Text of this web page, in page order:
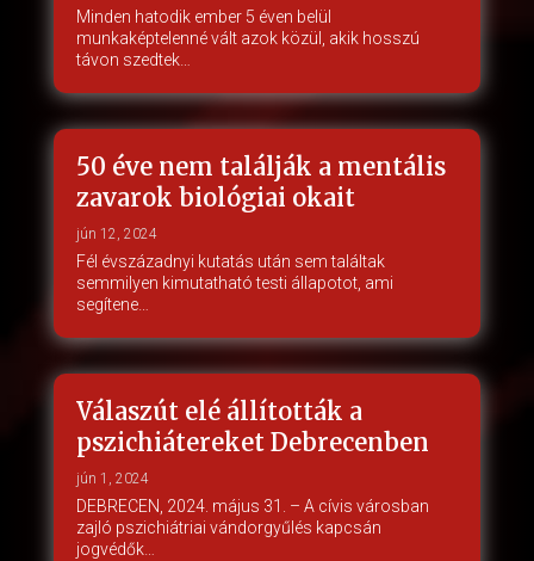
Minden hatodik ember 5 éven belül
munkaképtelenné vált azok közül, akik hosszú
távon szedtek…
50 éve nem találják a mentális
zavarok biológiai okait
jún 12, 2024
Fél évszázadnyi kutatás után sem találtak
semmilyen kimutatható testi állapotot, ami
segítene…
Válaszút elé állították a
pszichiátereket Debrecenben
jún 1, 2024
DEBRECEN, 2024. május 31. – A cívis városban
zajló pszichiátriai vándorgyűlés kapcsán
jogvédők…